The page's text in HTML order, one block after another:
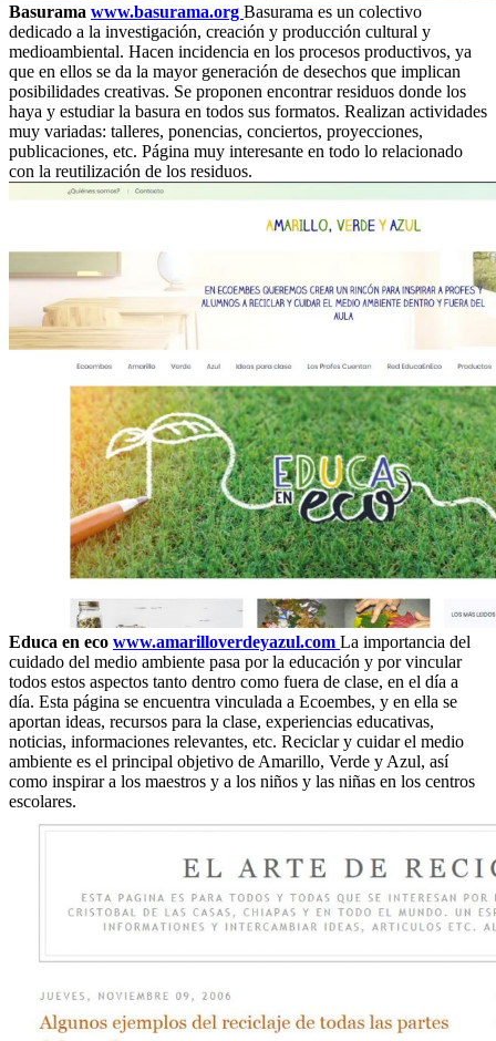
Basurama www.basurama.org Basurama es un colectivo
dedicado a la investigación, creación y producción cultural y
medioambiental. Hacen incidencia en los procesos productivos, ya
que en ellos se da la mayor generación de desechos que implican
posibilidades creativas. Se proponen encontrar residuos donde los
haya y estudiar la basura en todos sus formatos. Realizan actividades
muy variadas: talleres, ponencias, conciertos, proyecciones,
publicaciones, etc. Página muy interesante en todo lo relacionado
con la reutilización de los residuos.
Educa en eco www.amarilloverdeyazul.com La importancia del
cuidado del medio ambiente pasa por la educación y por vincular
todos estos aspectos tanto dentro como fuera de clase, en el día a
día. Esta página se encuentra vinculada a Eco­em­bes, y en ella se
aportan ideas, recursos para la clase, experiencias educativas,
noticias, informaciones relevantes, etc. Reciclar y cuidar el medio
ambiente es el principal objetivo de Amarillo, Verde y Azul, así
como inspirar a los maestros y a los niños y las niñas en los centros
escolares.